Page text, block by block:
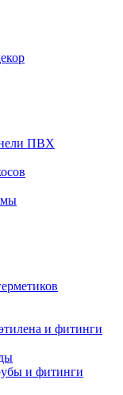
ПВХ
и фитинги
и фитинги